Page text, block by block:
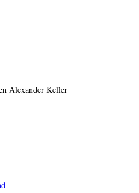
Alexander Keller